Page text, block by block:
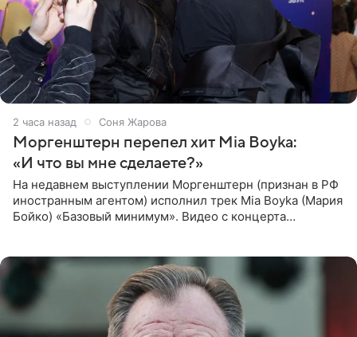
2 часа назад Соня Жарова
Моргенштерн перепел хит Mia Boyka:
«И что вы мне сделаете?»
На недавнем выступлении Моргенштерн (признан в РФ
иностранным агентом) исполнил трек Mia Boyka (Мария
Бойко) «Базовый минимум». Видео с концерта